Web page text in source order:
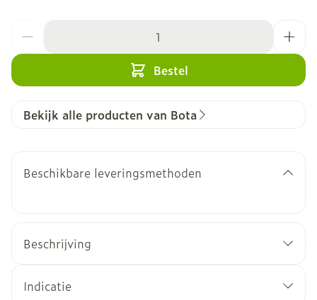
Bestel
Bekijk alle producten van Bota
Beschikbare leveringsmethoden
Beschrijving
Indicatie